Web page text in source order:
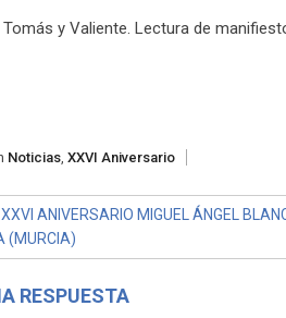
Tomás y Valiente. Lectura de
Noticias, XXVI Aniversario
ANIVERSARIO MIGUEL ÁNGEL
(MURCIA)
RESPUESTA